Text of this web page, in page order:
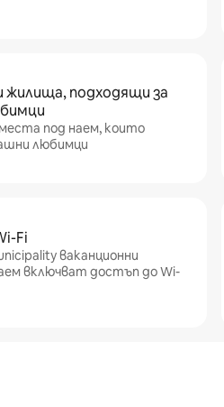
жилища, подходящи за
под наем, които
любимци
Fi
ваканционни
включват достъп до Wi-